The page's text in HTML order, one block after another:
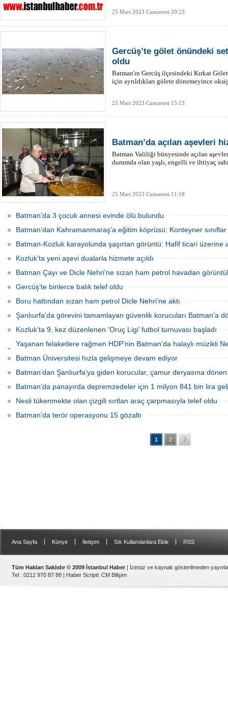
25 Mart 2023 Cumartesi 20:23
Gercüş’te gölet önündeki
oldu
Batman'ın Gercüş ilçesindeki Kırkat
için ayrıldıkları gölete dönemeyince
25 Mart 2023 Cumartesi 15:13
Batman’da açılan aşevleri
Batman Valiliği bünyesinde açılan
durumda olan yaşlı, engelli ve ihtiyaç
25 Mart 2023 Cumartesi 11:18
Batman’da 3 çocuk annesi evinde ölü bulundu
Batman’dan Kahramanmaraş’a eğitim köprüsü: Konteyner sınıflar
Batman-Kozluk karayolunda şaşırtan görüntü: Hafif ticari üzerine
Kozluk’ta yeni aşevi dualarla hizmete açıldı
Batman Çayı ve Dicle Nehri’ne sızan ham petrol havadan
Gercüş’te binlerce balık telef oldu
Boru hattından sızan ham petrol Dicle Nehri’ne aktı
Şanlıurfa’da görevini tamamlayan güvenlik korucuları Batman’a
Kozluk’ta 9. kez düzenlenen ’Oruç Ligi’ futbol turnuvası başladı
Yaşanan felaketlere rağmen HDP’nin Batman’da halaylı müzikli
oldu
Batman Üniversitesi hızla gelişmeye devam ediyor
Batman’dan Şanlıurfa’ya giden korucular, çamur deryasına
Batman’da panayırda depremzedeler için 1 milyon 841 bin lira
Nesli tükenmekte olan çizgili sırtlan araç çarpmasıyla telef oldu
Batman’da terör operasyonu 15 gözaltı
1 2
Ana Sayfa Künye İletişim Sık Kullanılanlara Ekle RSS
Tüm Hakları Saklıdır © 2009 İstanbul Haber | İzinsiz ve kaynak gösterilmeden
Tel : 0212 970 87 88 | Haber Scripti: CM Bilişim